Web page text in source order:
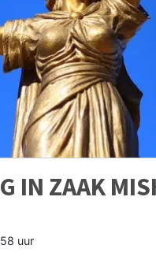
IN ZAAK
uur